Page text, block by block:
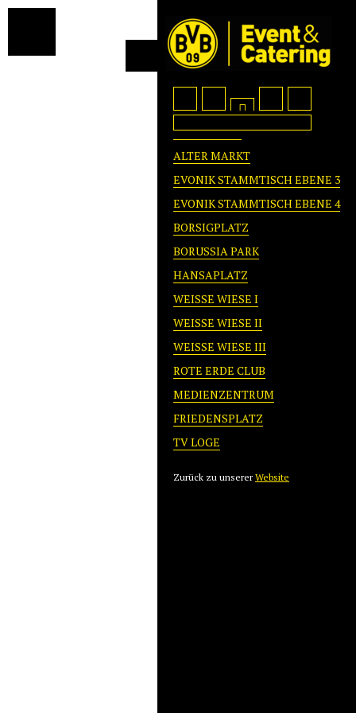
FOYER WEST
ALTER MARKT
EVONIK STAMMTISCH EBENE 3
EVONIK STAMMTISCH EBENE 4
BORSIGPLATZ
BORUSSIA PARK
HANSAPLATZ
WEISSE WIESE I
WEISSE WIESE II
WEISSE WIESE III
ROTE ERDE CLUB
MEDIENZENTRUM
FRIEDENSPLATZ
TV LOGE
Zurück zu unsererWebsite